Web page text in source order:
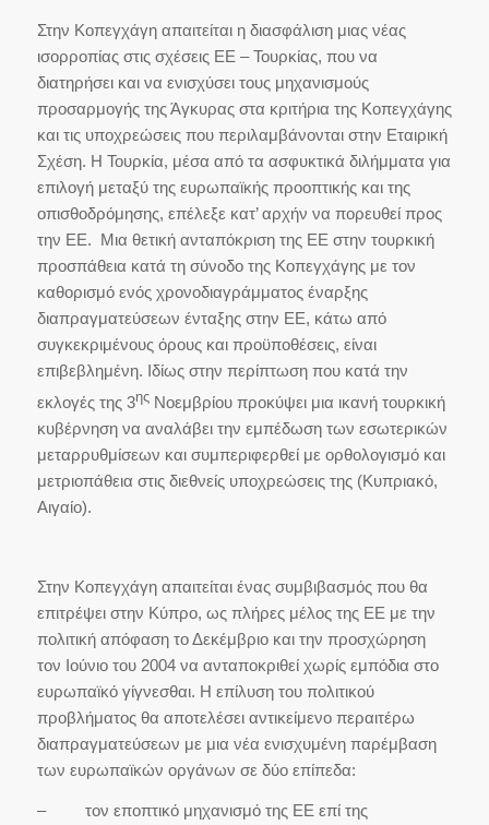
Στην Κοπεγχάγη απαιτείται η διασφάλιση μιας νέας
ισορροπίας στις σχέσεις ΕΕ – Τουρκίας, που να
διατηρήσει και να ενισχύσει τους μηχανισμούς
προσαρμογής της Άγκυρας στα κριτήρια της Κοπεγχάγης
και τις υποχρεώσεις που περιλαμβάνονται στην Εταιρική
Σχέση. Η Τουρκία, μέσα από τα ασφυκτικά διλήμματα για
επιλογή μεταξύ της ευρωπαϊκής προοπτικής και της
οπισθοδρόμησης, επέλεξε κατ’ αρχήν να πορευθεί προς
την ΕΕ. Μια θετική ανταπόκριση της ΕΕ στην τουρκική
προσπάθεια κατά τη σύνοδο της Κοπεγχάγης με τον
καθορισμό ενός χρονοδιαγράμματος έναρξης
διαπραγματεύσεων ένταξης στην ΕΕ, κάτω από
συγκεκριμένους όρους και προϋποθέσεις, είναι
επιβεβλημένη. Ιδίως στην περίπτωση που κατά την
εκλογές της 3ηςΝοεμβρίου προκύψει μια ικανή τουρκική
κυβέρνηση να αναλάβει την εμπέδωση των εσωτερικών
μεταρρυθμίσεων και συμπεριφερθεί με ορθολογισμό και
μετριοπάθεια στις διεθνείς υποχρεώσεις της (Κυπριακό,
Αιγαίο).
Στην Κοπεγχάγη απαιτείται ένας συμβιβασμός που θα
επιτρέψει στην Κύπρο, ως πλήρες μέλος της ΕΕ με την
πολιτική απόφαση το Δεκέμβριο και την προσχώρηση
τον Ιούνιο του 2004 να ανταποκριθεί χωρίς εμπόδια στο
ευρωπαϊκό γίγνεσθαι. Η επίλυση του πολιτικού
προβλήματος θα αποτελέσει αντικείμενο περαιτέρω
διαπραγματεύσεων με μια νέα ενισχυμένη παρέμβαση
των ευρωπαϊκών οργάνων σε δύο επίπεδα:
– τον εποπτικό μηχανισμό της ΕΕ επί της